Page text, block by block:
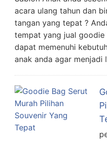
acara ulang tahun dan
tangan yang tepat ?
tempat yang jual goodie
dapat memenuhi
anak anda agar menjadi